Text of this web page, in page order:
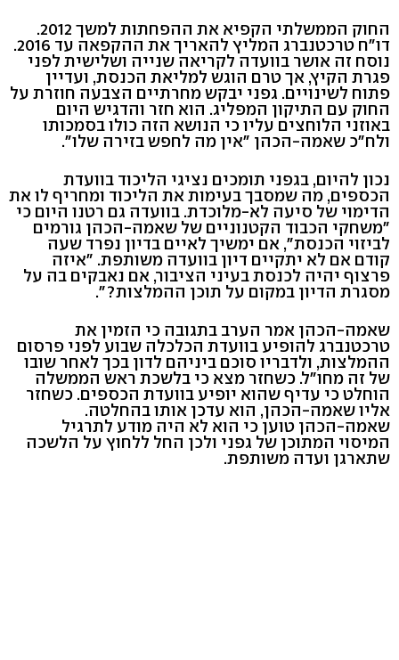
החוק הממשלתי הקפיא את ההפחתות למשך 2012.
דו"ח טרכטנברג המליץ להאריך את ההקפאה עד 2016.
נוסח זה אושר בוועדה לקריאה שנייה ושלישית לפני
פגרת הקיץ, אך טרם הוגש למליאת הכנסת, ועדיין
פתוח לשינויים. גפני יבקש מחרתיים הצבעה חוזרת על
החוק עם התיקון המפליג. הוא חזר והדגיש היום
באוזני הלוחצים עליו כי הנושא הזה כולו בסמכותו
ולח"כ שאמה-הכהן "אין מה לחפש בזירה שלו".
נכון להיום, בגפני תומכים נציגי הליכוד בוועדת
הכספים, מה שמסבך בעימות את הליכוד ומחריף לו את
הדימוי של סיעה לא-מלוכדת. בוועדה גם רטנו היום כי
"משחקי הכבוד הקטנוניים של שאמה-הכהן גורמים
לביזוי הכנסת", אם ימשיך לאיים בדיון נפרד שעה
קודם אם לא יתקיים דיון בוועדה משותפת. "איזה
פרצוף יהיה לכנסת בעיני הציבור, אם נאבקים בה על
מסגרת הדיון במקום על תוכן ההמלצות?".
שאמה-הכהן אמר הערב בתגובה כי הזמין את
טרכטנברג להופיע בוועדת הכלכלה שבוע לפני פרסום
ההמלצות, ולדבריו סוכם ביניהם לדון בכך לאחר שובו
של זה מחו"ל. כשחזר מצא כי בלשכת ראש הממשלה
הוחלט כי עדיף שהוא יופיע בוועדת הכספים. כשחזר
אליו שאמה-הכהן, הוא עדכן אותו בהחלטה.
שאמה-הכהן טוען כי הוא לא היה מודע לתרגיל
המיסוי המתוכן של גפני ולכן החל ללחוץ על הלשכה
שתארגן ועדה משותפת.